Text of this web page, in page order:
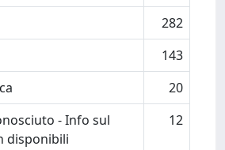
282
143
20
- Info sul
disponibili
12